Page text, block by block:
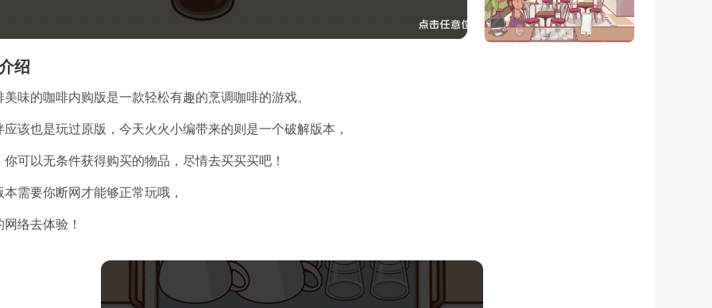
绍
美味的咖啡内购版是一款轻松有趣的烹调咖啡的游戏。
应该也是玩过原版，今天火火小编带来的则是一个破解版本，
你可以无条件获得购买的物品，尽情去买买买吧！
需要你断网才能够正常玩哦，
络去体验！